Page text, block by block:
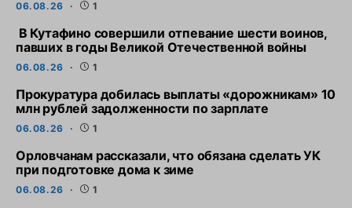
06.08.26 1
В Кутафино совершили отпевание шести воинов,
павших в годы Великой Отечественной войны
06.08.26 1
Прокуратура добилась выплаты «дорожникам» 10
млн рублей задолженности по зарплате
06.08.26 1
Орловчанам рассказали, что обязана сделать УК
при подготовке дома к зиме
06.08.26 1